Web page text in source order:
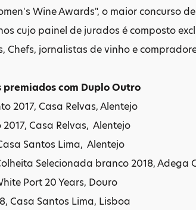
Wine Awards", o maior concurso
cujo painel de jurados é composto
Chefs, jornalistas de vinho e
premiados com Duplo Outro
2017, Casa Relvas, Alentejo
Casa Relvas, Alentejo
Santos Lima, Alentejo
Selecionada branco 2018,
Port 20 Years, Douro
Casa Santos Lima, Lisboa